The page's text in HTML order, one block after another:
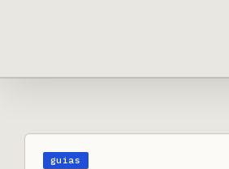
conteúdo
Larger
Image